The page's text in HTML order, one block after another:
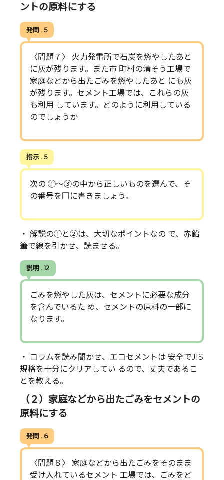
ントの原料にする
発問 . 5
〈問題７〉 火力発電所で石炭を燃やしたあと
に灰が残ります。また市 町村の清そう工場で
家庭などから出たごみを燃やしたあと にも灰
が残ります。セメント工場では、これらの灰
も利用 しています。どのように利用している
のでしょうか
指示 . 5
次の ①～③の中から正しいものを選んで、そ
の番号を□に書きましょう。
・ 解説の①と②は、大切なポイントなの で、赤鉛
筆で線を引かせ、読ませる。
説明 . 12
ごみを燃やした灰は、セメントに必要な成分
を含んでいるた め、セメントの原料の一部に
なります。
・ コラムを読み聞かせ、エコセメントは 安全でJIS
規格を十分にクリアしてい るので、丈夫であるこ
とを教える。
（２）家庭などから出たごみをセメントの
原料にする
発問 . 6
〈問題８〉 家庭などから出たごみをそのまま
受け入れているセメント 工場では、ごみをど